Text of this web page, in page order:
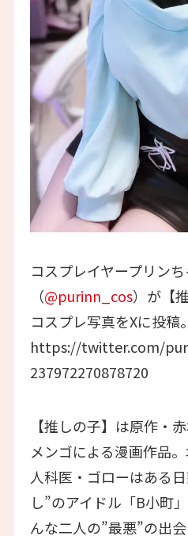
コスプレイヤープリン
（@purinn_cos）が【
コスプレ写真をXに投稿。
https://twitter.com/
237972270878720
【推しの子】は原作・
メンゴによる漫画作品
人科医・ゴローはある
し”のアイドル「B小町
んな二人の”最悪”の出